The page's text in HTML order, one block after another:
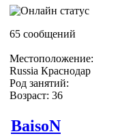
65 сообщений
Местоположение:
Russia Краснодар
Род занятий:
Возраст: 36
BaisoN